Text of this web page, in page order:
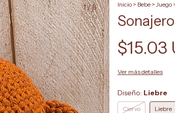
1/6 Inicio > Bebe >Juego
$15.03
Ver más detalles
Diseño: Liebre
Ciervo Liebre